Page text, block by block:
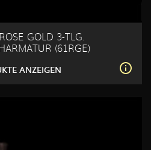
GOLD 3-TLG.
(61RGE)
ANZEIGEN